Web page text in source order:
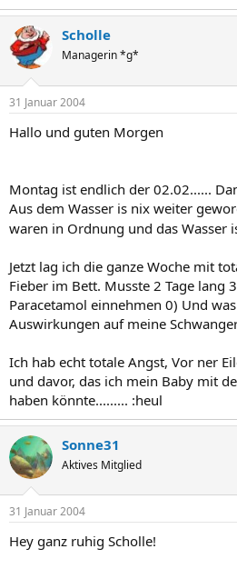
Scholle
Managerin *g*
31 Januar 2004
Hallo und guten Morgen
Montag ist endlich der 02.02......
Aus dem Wasser is nix weiter
waren in Ordnung und das Wasser
Jetzt lag ich die ganze Woche mit
Fieber im Bett. Musste 2 Tage lang
Paracetamol einnehmen 0) Und
Auswirkungen auf meine
Ich hab echt totale Angst, Vor ner
und davor, das ich mein Baby mit
haben könnte......... :heul
Sonne31
Aktives Mitglied
31 Januar 2004
Hey ganz ruhig Scholle!